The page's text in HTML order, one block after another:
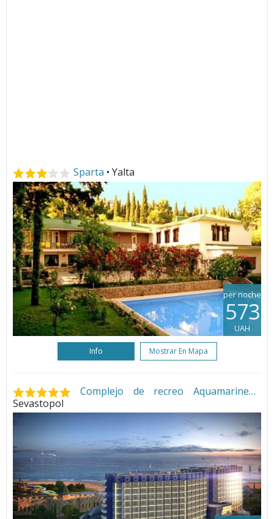
Sparta • Yalta
per noche
573
UAH
Info Mostrar En Mapa
Complejo de recreo Aquamarine
Sevastopol